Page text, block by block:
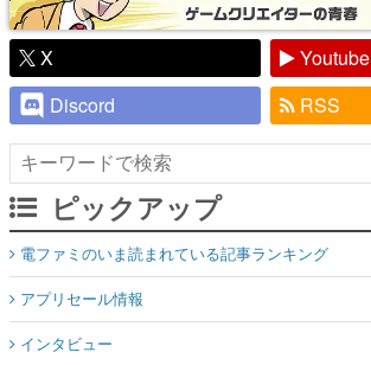
X
Youtube
Discord
RSS
ピックアップ
電ファミのいま読まれている記事ランキング
アプリセール情報
インタビュー